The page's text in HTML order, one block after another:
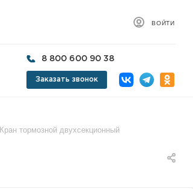
ВОЙТИ
8 800 600 90 38
Заказать звонок
Кран тормозной двухсекционный